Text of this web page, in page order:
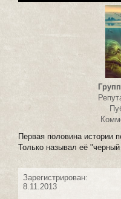
Первая половина истории
Только называл её "черный
Зарегистрирован:
8.11.2013